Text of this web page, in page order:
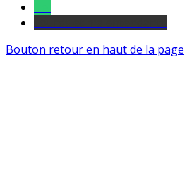
Bouton retour en haut de la page